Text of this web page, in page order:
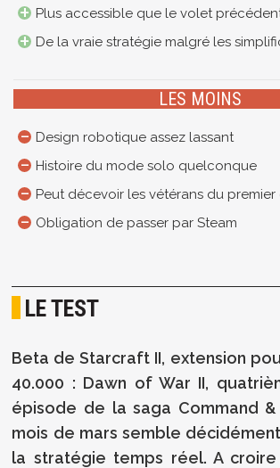
Plus accessible que le volet
De la vraie stratégie malgré les
LES MOINS
Design robotique assez lassant
Histoire du mode solo quelconque
Peut décevoir les vétérans du
Obligation de passer par Steam
LE TEST
Beta de Starcraft II, extension
40.000 : Dawn of War II,
épisode de la saga Command &
mois de mars semble
la stratégie temps réel. A